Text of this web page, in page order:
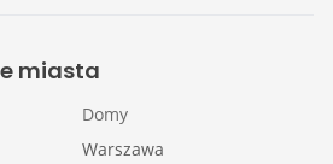
miasta
Domy
Warszawa